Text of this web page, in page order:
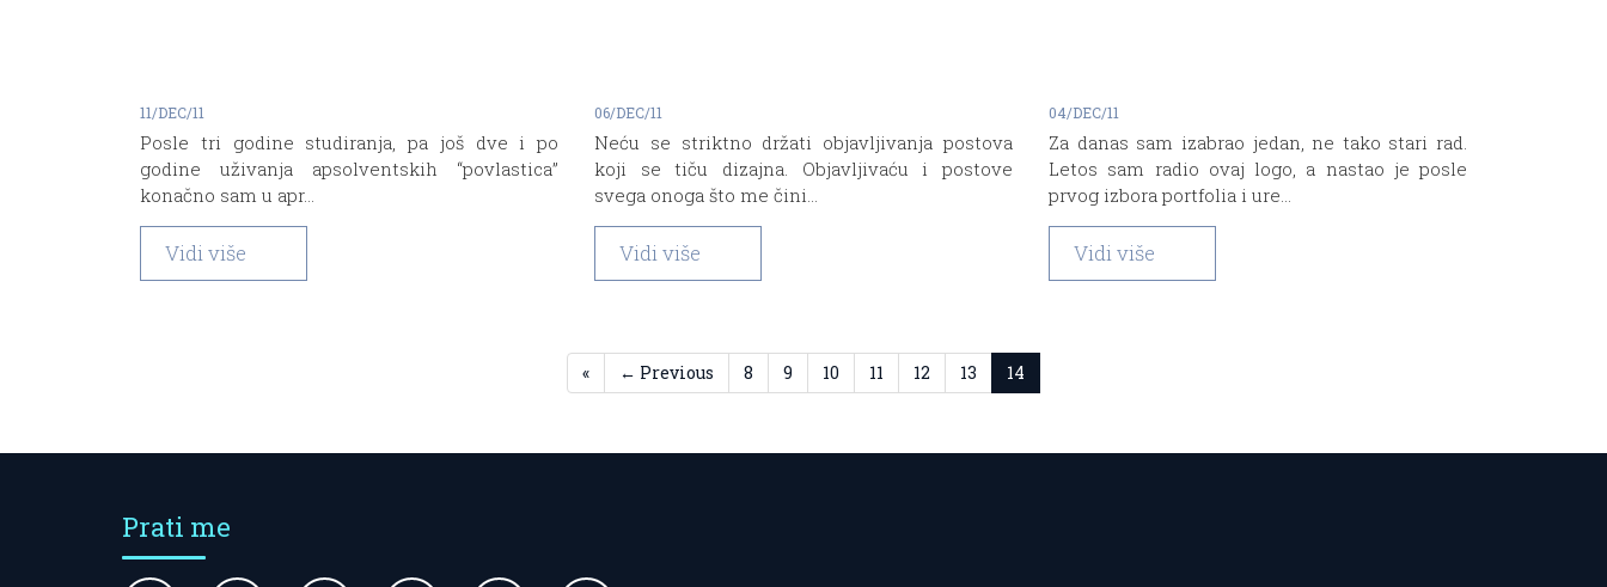
11/DEC/11
Posle tri godine studiranja, pa još dve i po
godine uživanja apsolventskih “povlastica”
konačno sam u apr...
Vidi više
06/DEC/11
Neću se striktno držati objavljivanja postova
koji se tiču dizajna. Objavljivaću i postove
svega onoga što me čini...
Vidi više
04/DEC/11
Za danas sam izabrao jedan, ne tako stari rad.
Letos sam radio ovaj logo, a nastao je posle
prvog izbora portfolia i ure...
Vidi više
« ← Previous 8 9 10 11 12 13 14
Prati me